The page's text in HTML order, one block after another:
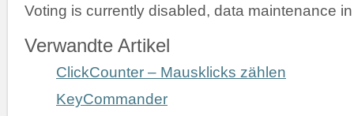
Voting is currently disabled, data maintenance
Verwandte Artikel
ClickCounter – Mausklicks zählen
KeyCommander